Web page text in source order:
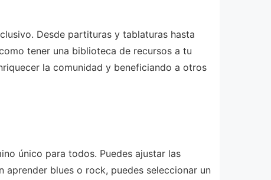
Desde partituras y tablaturas hasta
tener una biblioteca de recursos a tu
la comunidad y beneficiando a otros
único para todos. Puedes ajustar las
blues o rock, puedes seleccionar un